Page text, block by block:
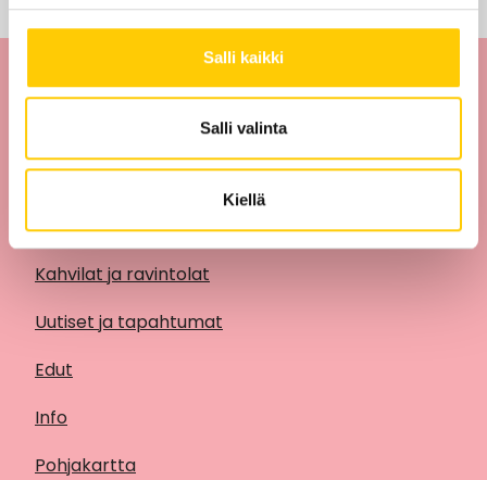
Salli kaikki
Salli valinta
Kiellä
Liikkeet
Kahvilat ja ravintolat
Uutiset ja tapahtumat
Edut
Info
Pohjakartta